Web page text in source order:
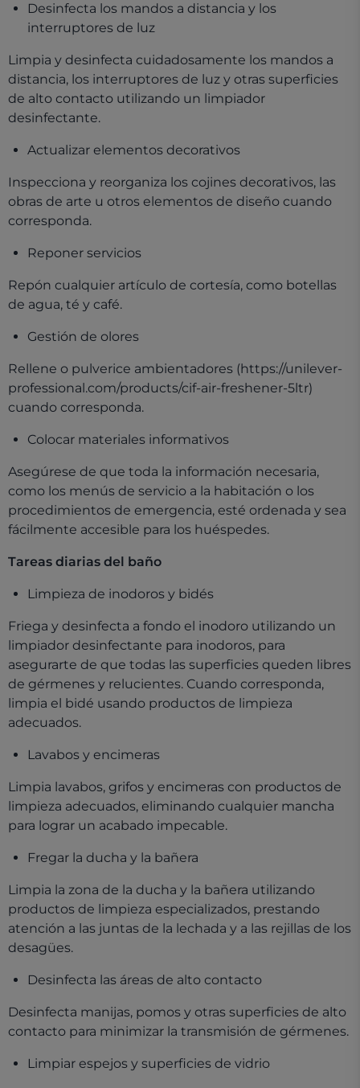
Desinfecta los mandos a distancia y los
interruptores de luz
Limpia y desinfecta cuidadosamente los mandos a
distancia, los interruptores de luz y otras superficies
de alto contacto utilizando un limpiador
desinfectante.
Actualizar elementos decorativos
Inspecciona y reorganiza los cojines decorativos, las
obras de arte u otros elementos de diseño cuando
corresponda.
Reponer servicios
Repón cualquier artículo de cortesía, como botellas
de agua, té y café.
Gestión de olores
Rellene o pulverice ambientadores (https://unilever-
professional.com/products/cif-air-freshener-5ltr)
cuando corresponda.
Colocar materiales informativos
Asegúrese de que toda la información necesaria,
como los menús de servicio a la habitación o los
procedimientos de emergencia, esté ordenada y sea
fácilmente accesible para los huéspedes.
Tareas diarias del baño
Limpieza de inodoros y bidés
Friega y desinfecta a fondo el inodoro utilizando un
limpiador desinfectante para inodoros, para
asegurarte de que todas las superficies queden libres
de gérmenes y relucientes. Cuando corresponda,
limpia el bidé usando productos de limpieza
adecuados.
Lavabos y encimeras
Limpia lavabos, grifos y encimeras con productos de
limpieza adecuados, eliminando cualquier mancha
para lograr un acabado impecable.
Fregar la ducha y la bañera
Limpia la zona de la ducha y la bañera utilizando
productos de limpieza especializados, prestando
atención a las juntas de la lechada y a las rejillas de los
desagües.
Desinfecta las áreas de alto contacto
Desinfecta manijas, pomos y otras superficies de alto
contacto para minimizar la transmisión de gérmenes.
Limpiar espejos y superficies de vidrio